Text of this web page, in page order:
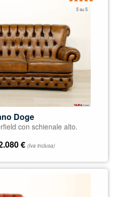
5 su 5
Doge
con schienale alto.
€ (Iva inclusa)